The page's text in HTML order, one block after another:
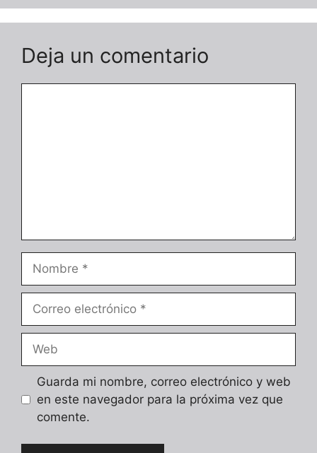
Deja un comentario
electrónico
Guarda mi nombre, correo electrónico y web
en este navegador para la próxima vez que
comente.